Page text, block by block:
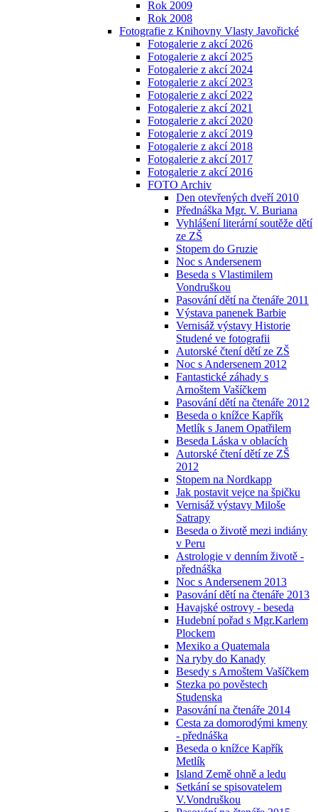
Rok 2009
Rok 2008
Fotografie z Knihovny Vlasty Javořické
Fotogalerie z akcí 2026
Fotogalerie z akcí 2025
Fotogalerie z akcí 2024
Fotogalerie z akcí 2023
Fotogalerie z akcí 2022
Fotogalerie z akcí 2021
Fotogalerie z akcí 2020
Fotogalerie z akcí 2019
Fotogalerie z akcí 2018
Fotogalerie z akcí 2017
Fotogalerie z akcí 2016
FOTO Archiv
Den otevřených dveří 2010
Přednáška Mgr. V. Buriana
Vyhlášení literární soutěže dětí
ze ZŠ
Stopem do Gruzie
Noc s Andersenem
Beseda s Vlastimilem
Vondruškou
Pasování dětí na čtenáře 2011
Výstava panenek Barbie
Vernisáž výstavy Historie
Studené ve fotografii
Autorské čtení dětí ze ZŠ
Noc s Andersenem 2012
Fantastické záhady s
Arnoštem Vašíčkem
Pasování dětí na čtenáře 2012
Beseda o knížce Kapřík
Metlík s Janem Opatřilem
Beseda Láska v oblacích
Autorské čtení dětí ze ZŠ
2012
Stopem na Nordkapp
Jak postavit vejce na špičku
Vernisáž výstavy Miloše
Satrapy
Beseda o životě mezi indiány
v Peru
Astrologie v denním životě -
přednáška
Noc s Andersenem 2013
Pasování dětí na čtenáře 2013
Havajské ostrovy - beseda
Hudební pořad s Mgr.Karlem
Plockem
Mexiko a Quatemala
Na ryby do Kanady
Besedy s Arnoštem Vašíčkem
Stezka po pověstech
Studenska
Pasování na čtenáře 2014
Cesta za domorodými kmeny
- přednáška
Beseda o knížce Kapřík
Metlík
Island Země ohně a ledu
Setkání se spisovatelem
V.Vondruškou